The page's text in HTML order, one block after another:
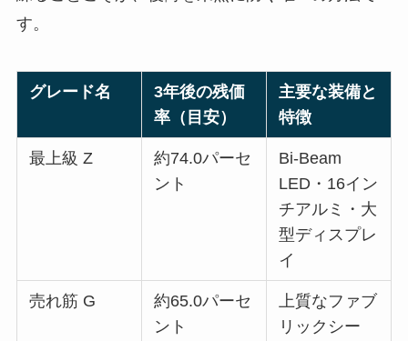
す。
グレード名
3年後の残価
率（目安）
主要な装備と
特徴
最上級 Z
約74.0パーセ
ント
Bi-Beam
LED・16イン
チアルミ・大
型ディスプレ
イ
売れ筋 G
約65.0パーセ
ント
上質なファブ
リックシー